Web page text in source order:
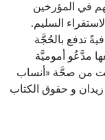
في المؤرخين
السليم.
تدفع بالحُجَّة
مدَّعُو أموميَّة
من صحَّة «أنساب
و حقوق الكتاب